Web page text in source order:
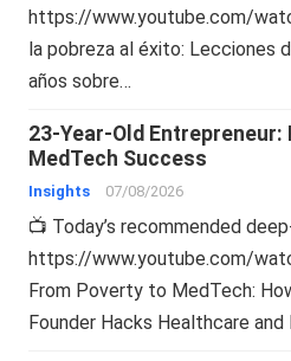
https://www.youtube.com/
la pobreza al éxito: Lecciones
años sobre…
23-Year-Old
MedTech Success
Insights 07/08/2026
📺 Today’s recommended
https://www.youtube.com/
From Poverty to MedTech:
Founder Hacks Healthcare